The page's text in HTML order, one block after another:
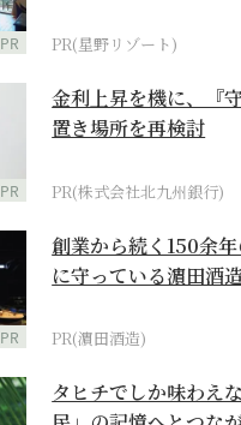
PR PR(星野リゾート)
PR
金利上昇を機に、『
置き場所を再検討
PR(株式会社北九州銀行)
PR
創業から続く150余
に守っている濵田酒
PR(濵田酒造)
タヒチでしか味わえ